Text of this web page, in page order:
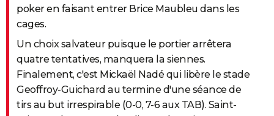
poker en faisant entrer Brice Maubleu dans les
cages.
Un choix salvateur puisque le portier arrêtera
quatre tentatives, manquera la siennes.
Finalement, c'est Mickaël Nadé qui libère le stade
Geoffroy-Guichard au termine d'une séance de
tirs au but irrespirable (0-0, 7-6 aux TAB). Saint-